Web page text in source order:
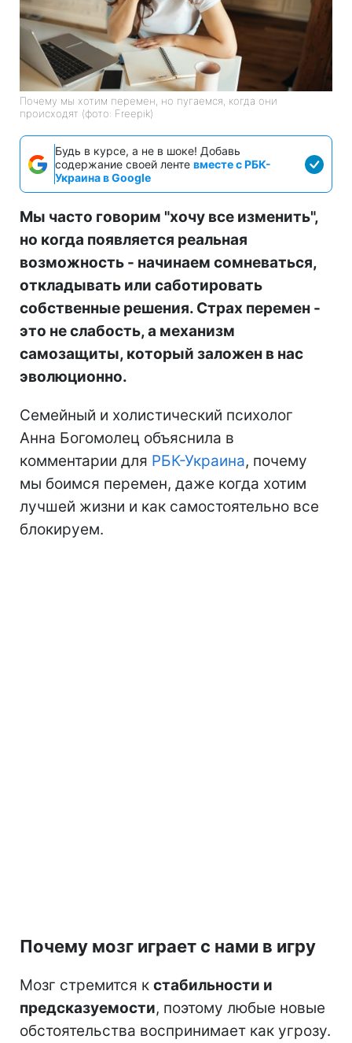
Почему мы хотим перемен, но пугаемся, когда они
происходят (фото: Freepik)
Будь в курсе, а не в шоке! Добавь
содержание своей ленте вместе с РБК-
Украина в Google
Мы часто говорим "хочу все изменить",
но когда появляется реальная
возможность - начинаем сомневаться,
откладывать или саботировать
собственные решения. Страх перемен -
это не слабость, а механизм
самозащиты, который заложен в нас
эволюционно.
Семейный и холистический психолог
Анна Богомолец объяснила в
комментарии для РБК-Украина, почему
мы боимся перемен, даже когда хотим
лучшей жизни и как самостоятельно все
блокируем.
Почему мозг играет с нами в игру
Мозг стремится к стабильности и
предсказуемости, поэтому любые новые
обстоятельства воспринимает как угрозу.